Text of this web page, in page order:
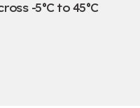
-5°C to 45°C